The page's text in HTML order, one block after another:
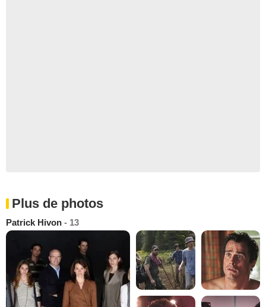
Plus de photos
Patrick Hivon - 13